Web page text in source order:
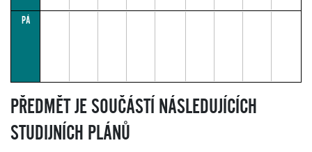
PÁ
PŘEDMĚT JE SOUČÁSTÍ NÁSLEDUJÍCÍCH
STUDIJNÍCH PLÁNŮ